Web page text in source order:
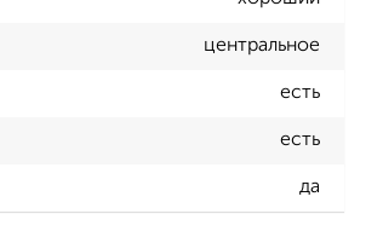
центральное
есть
есть
да